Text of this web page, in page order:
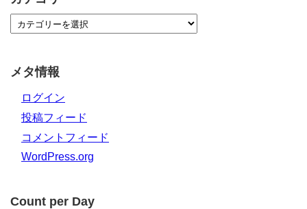
メタ情報
ログイン
投稿フィード
コメントフィード
WordPress.org
Count per Day